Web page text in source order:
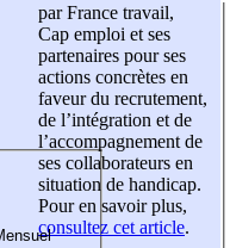
par France travail,
Cap emploi et ses
partenaires pour ses
actions concrètes en
faveur du recrutement,
de l’intégration et de
l’accompagnement de
ses collaborateurs en
situation de handicap.
Pour en savoir plus,
consultez cet article.